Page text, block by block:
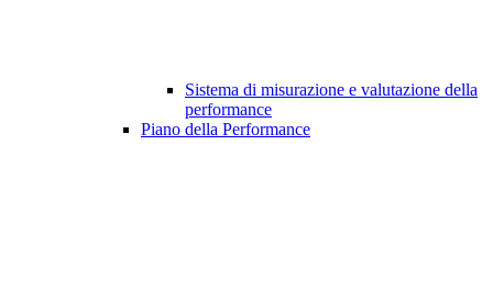
Sistema di misurazione e valutazione della
performance
Piano della Performance